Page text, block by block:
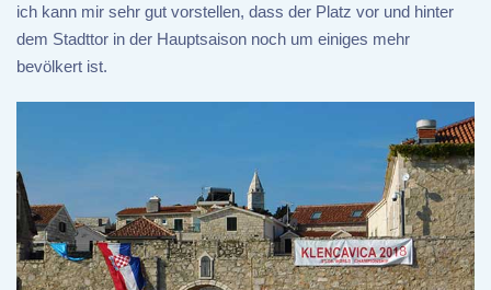
ich kann mir sehr gut vorstellen, dass der Platz vor und hinter
dem Stadttor in der Hauptsaison noch um einiges mehr
bevölkert ist.